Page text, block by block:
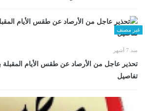
غير مصنف
منذ 7 أشهر
تحذير عاجل من الأرصاد عن طقس الأيام
تفاصيل